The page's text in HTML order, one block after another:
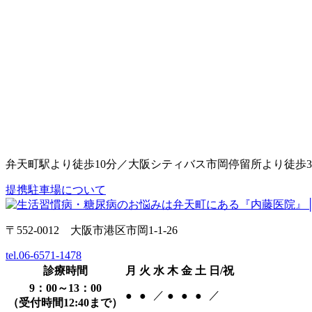
弁天町駅より徒歩10分／大阪シティバス市岡停留所より徒歩
提携駐車場について
〒552-0012 大阪市港区市岡1-1-26
tel.06-6571-1478
診療時間
月 火 水 木 金 土 日/祝
9：00～13：00
（受付時間12:40まで）
● ● ／ ● ● ● ／